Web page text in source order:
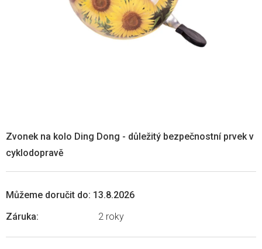
Můžeme doručit do: 13.8.2026
Záruka: 2 roky
Zvonek na kolo Ding Dong - důležitý bezpečnostní prvek v
cyklodopravě